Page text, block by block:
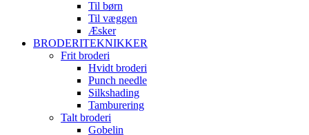
Til børn
Til væggen
Æsker
BRODERITEKNIKKER
Frit broderi
Hvidt broderi
Punch needle
Silkshading
Tamburering
Talt broderi
Gobelin